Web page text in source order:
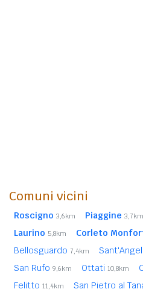
Comuni vicini
Roscigno 3,6km Piaggine 3,7km
Laurino 5,8km Corleto
Bellosguardo 7,4km
San Rufo 9,6km Ottati 10,8km
Felitto 11,4km San Pietro al